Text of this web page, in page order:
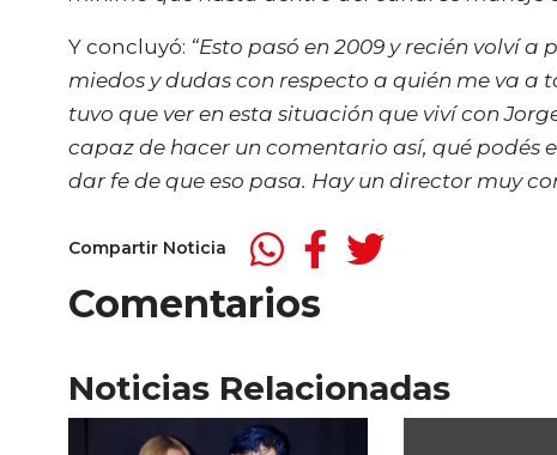
Y concluyó: “Esto pasó en 2009 y recién volví
miedos y dudas con respecto a quién me va a
tuvo que ver en esta situación que viví con
capaz de hacer un comentario así, qué podés
dar fe de que eso pasa. Hay un director muy
Compartir Noticia
Comentarios
Noticias Relacionadas